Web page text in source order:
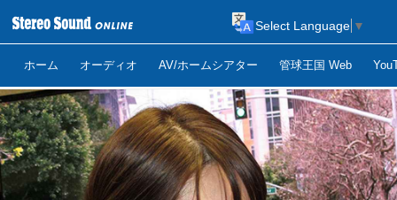
ホーム オーディオ AV/ホームシアター 管球王国 Web
Select Language ▼